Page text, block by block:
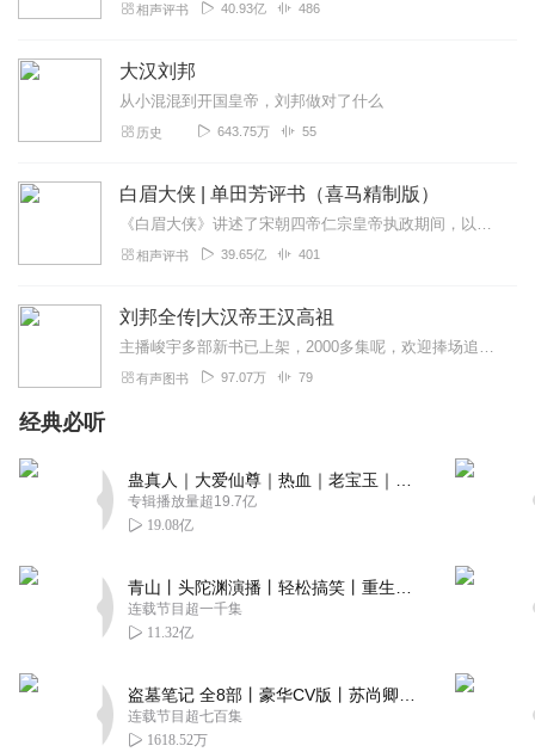
相声评书 40.93亿 486
大汉刘邦
从小混混到开国皇帝，刘邦做对了什么
历史 643.75万 55
白眉大侠 | 单田芳评书（喜马精制版）
《白眉大侠》讲述了宋朝四帝仁宗皇帝执政期间，以徐良、白云瑞为书胆，包括七侠、大五义、小五义、小七杰等众开封府校尉，在八王赵德芳、包拯、颜查散等清官的支持下，为保...
相声评书 39.65亿 401
刘邦全传|大汉帝王汉高祖
主播峻宇多部新书已上架，2000多集呢，欢迎捧场追呀！VIP会员还是免费听！请直接戳：白话《资治通鉴》|中国权谋智慧白话《山海...
有声图书 97.07万 79
经典必听
专辑播放量超19.7亿
19.08亿
连载节目超一千集
11.32亿
连载节目超七百集
1618.52万